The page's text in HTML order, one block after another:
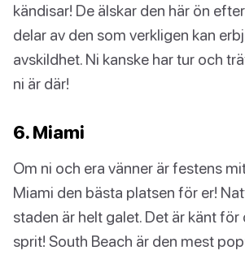
kändisar! De älskar den här ön
delar av den som verkligen kan
avskildhet. Ni kanske har tur och
ni är där!
6. Miami
Om ni och era vänner är festens
Miami den bästa platsen för er!
staden är helt galet. Det är känt för
sprit! South Beach är den mest